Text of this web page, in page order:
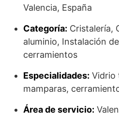
Valencia, España
Categoría: Cristalería,
aluminio, Instalación
cerramientos
Especialidades: Vidrio
mamparas,
Área de servicio: